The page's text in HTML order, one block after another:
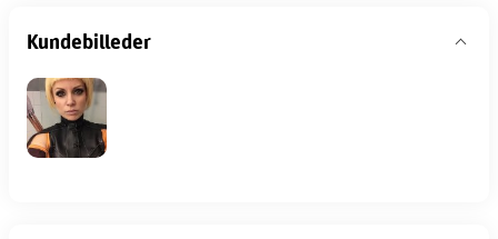
Kundebilleder